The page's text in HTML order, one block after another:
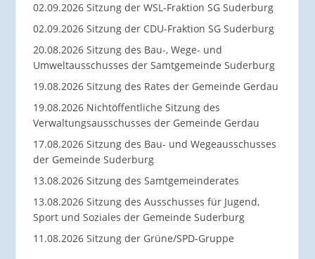
02.09.2026 Sitzung der WSL-Fraktion SG Suderburg
02.09.2026 Sitzung der CDU-Fraktion SG Suderburg
20.08.2026 Sitzung des Bau-, Wege- und
Umweltausschusses der Samtgemeinde Suderburg
19.08.2026 Sitzung des Rates der Gemeinde Gerdau
19.08.2026 Nichtöffentliche Sitzung des
Verwaltungsausschusses der Gemeinde Gerdau
17.08.2026 Sitzung des Bau- und Wegeausschusses
der Gemeinde Suderburg
13.08.2026 Sitzung des Samtgemeinderates
13.08.2026 Sitzung des Ausschusses für Jugend,
Sport und Soziales der Gemeinde Suderburg
11.08.2026 Sitzung der Grüne/SPD-Gruppe